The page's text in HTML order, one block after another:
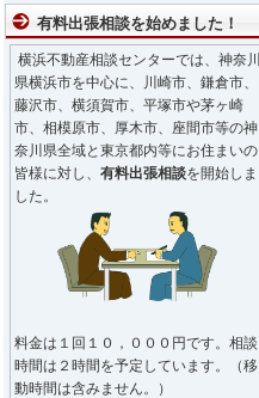
有料出張相談を始めました！
横浜不動産相談センターでは、神奈川
県横浜市を中心に、川崎市、鎌倉市、
藤沢市、横須賀市、平塚市や茅ヶ崎
市、相模原市、厚木市、座間市等の神
奈川県全域と東京都内等にお住まいの
皆様に対し、 有料出張相談を開始しま
した。
料金は１回１０，０００円です。相談
時間は２時間を予定しています。（移
動時間は含みません。）